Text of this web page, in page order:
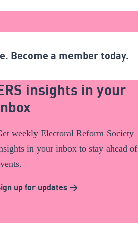
Become a member today.
insights in your
weekly Electoral Reform Society
in your inbox to stay ahead of
up for updates >